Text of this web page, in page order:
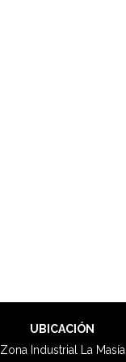
UBICACIÓN
Zona Industrial La Masía